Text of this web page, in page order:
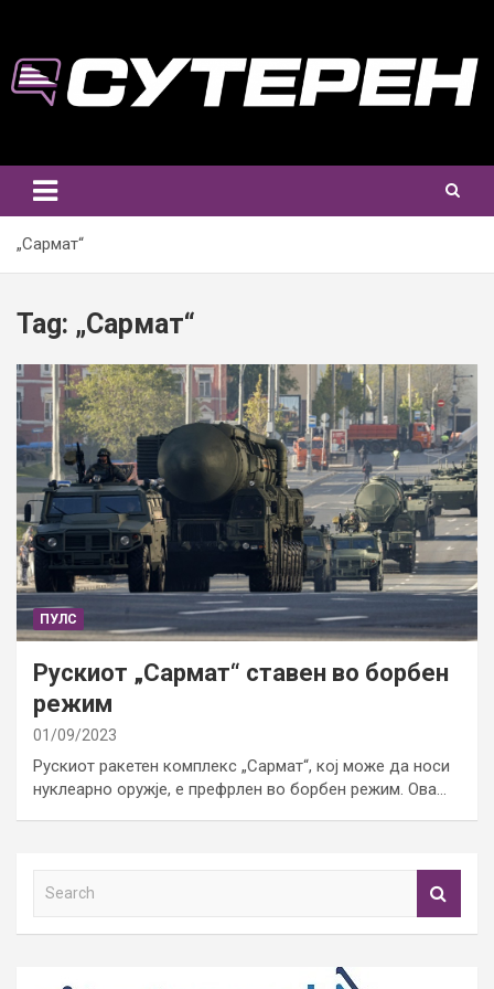
content
„Сармат“
Tag: „Сармат“
ПУЛС
Рускиот „Сармат“ ставен во борбен
режим
01/09/2023
Рускиот ракетен комплекс „Сармат“, кој може да носи
нуклеарно оружје, е префрлен во борбен режим. Ова…